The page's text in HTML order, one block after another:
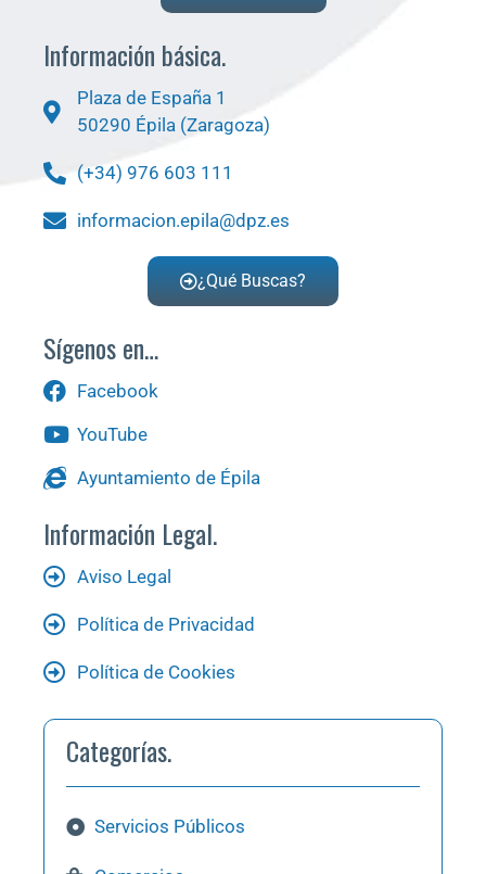
Información básica.
Plaza de España 1
50290 Épila (Zaragoza)
(+34) 976 603 111
informacion.epila@dpz.es
¿Qué Buscas?
Sígenos en…
Facebook
YouTube
Ayuntamiento de Épila
Información Legal.
Aviso Legal
Política de Privacidad
Política de Cookies
Categorías.
Servicios Públicos